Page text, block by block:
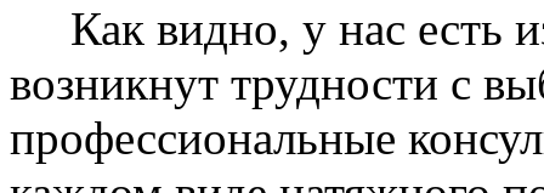
Как видно, у нас есть
возникнут трудности с
профессиональные